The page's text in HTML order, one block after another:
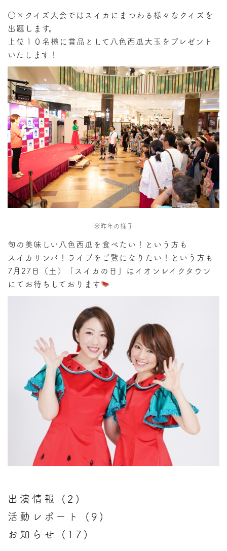
○×クイズ大会ではスイカにまつわる様々なクイズを
出題します。
上位１０名様に賞品として八色西瓜大玉をプレゼント
いたします！
※昨年の様子
旬の美味しい八色西瓜を食べたい！という方も
スイカサンバ！ライブをご覧になりたい！という方も
7月27日（土）「スイカの日」はイオンレイクタウン
にてお待ちしております
出演情報
(2)
活動レポート
(9)
お知らせ
(17)